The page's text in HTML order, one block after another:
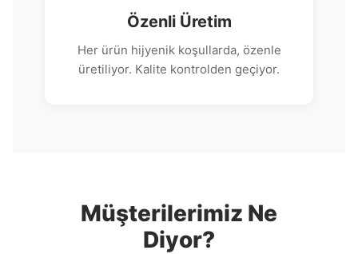
Özenli Üretim
Her ürün hijyenik koşullarda, özenle
üretiliyor. Kalite kontrolden geçiyor.
Müşterilerimiz Ne
Diyor?